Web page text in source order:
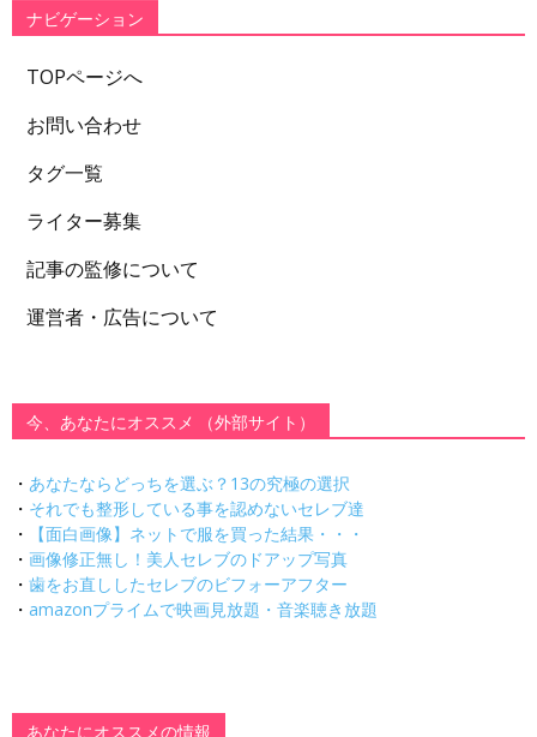
ナビゲーション
TOPページへ
お問い合わせ
タグ一覧
ライター募集
記事の監修について
運営者・広告について
今、あなたにオススメ （外部サイト）
・ あなたならどっちを選ぶ？13の究極の選択
・ それでも整形している事を認めないセレブ達
・
【面白画像】ネットで服を買った結果・・・
・ 画像修正無し！美人セレブのドアップ写真
・ 歯をお直ししたセレブのビフォーアフター
・ amazonプライムで映画見放題・音楽聴き放題
あなたにオススメの情報